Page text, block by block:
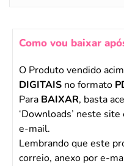
Como vou baixar
O Produto vendido
DIGITAIS no formato
Para BAIXAR, basta
‘Downloads’ neste
e-mail.
Lembrando que este
correio, anexo por e-